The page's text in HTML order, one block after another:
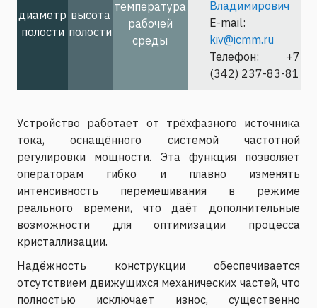
Владимирович
E-mail:
kiv@icmm.ru
Телефон: +7
(342) 237-83-81
диаметр
полости
высота
полости
температура
рабочей
среды
Устройство работает от трёхфазного источника
тока, оснащённого системой частотной
регулировки мощности. Эта функция позволяет
операторам гибко и плавно изменять
интенсивность перемешивания в режиме
реального времени, что даёт дополнительные
возможности для оптимизации процесса
кристаллизации.
Надёжность конструкции обеспечивается
отсутствием движущихся механических частей, что
полностью исключает износ, существенно